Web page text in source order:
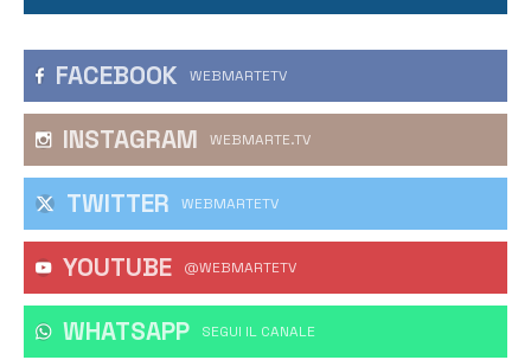
FACEBOOK WEBMARTETV
INSTAGRAM WEBMARTE.TV
TWITTER WEBMARTETV
YOUTUBE @WEBMARTETV
WHATSAPP ‎SEGUI IL CANALE